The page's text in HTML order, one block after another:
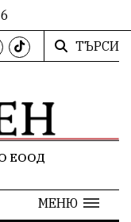
ТЪРСИ
ЕООД
МЕНЮ